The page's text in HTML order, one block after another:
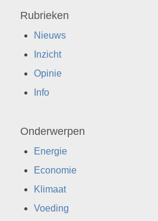
Rubrieken
Nieuws
Inzicht
Opinie
Info
Onderwerpen
Energie
Economie
Klimaat
Voeding